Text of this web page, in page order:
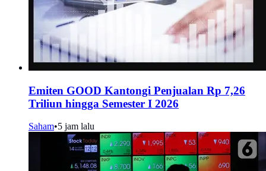
Emiten GOOD Kantongi Penjualan Rp 7,26
Triliun hingga Semester I 2026
Saham•5 jam lalu